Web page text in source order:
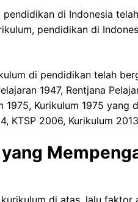
di Indonesia
pendidikan di
di pendidikan telah
1947, Rentjana
1975, Kurikulum 1975 yang
KTSP 2006, Kurikulum
di atas, lalu faktor